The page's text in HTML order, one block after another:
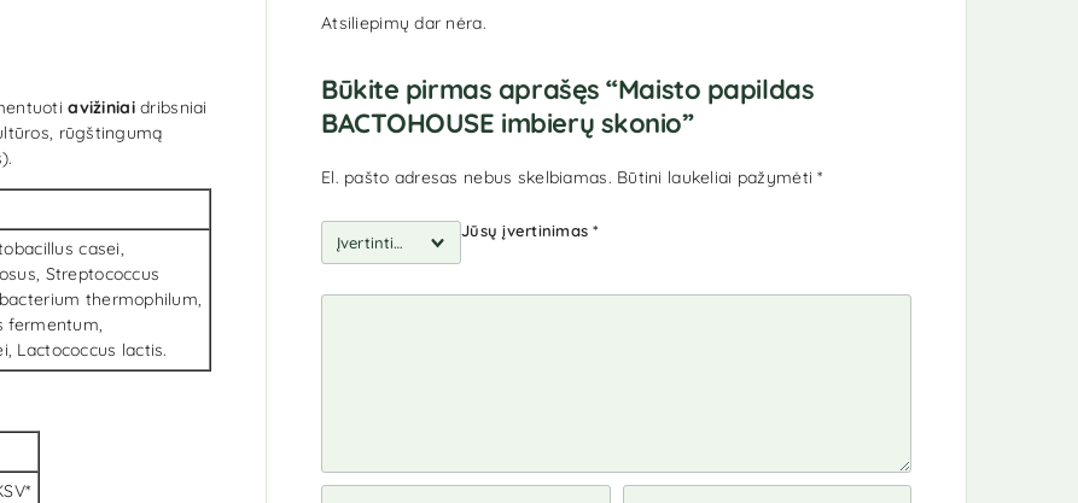
avižiniaidribsniai
rūgštingumą
casei,
Streptococcus
thermophilum,
fermentum,
Lactococcus lactis.
Atsiliepimų dar nėra.
Būkite pirmas aprašęs “Maisto papildas
BACTOHOUSE imbierų skonio”
El. pašto adresas nebus skelbiamas. Būtini laukeliai pažymėti*
Jūsų įvertinimas*